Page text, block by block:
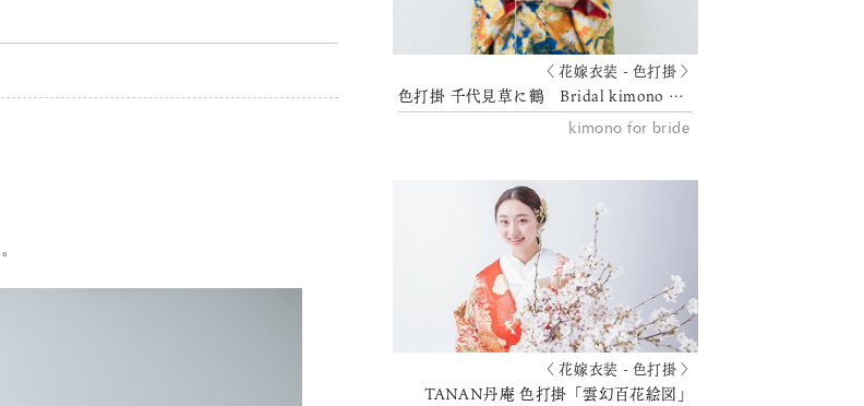
〈 花嫁衣装 - 色打掛 〉
色打掛 千代見草に鶴 Bridal kimono TANAN丹庵
kimono for bride
〈 花嫁衣装 - 色打掛 〉
TANAN丹庵 色打掛「雲幻百花絵図」